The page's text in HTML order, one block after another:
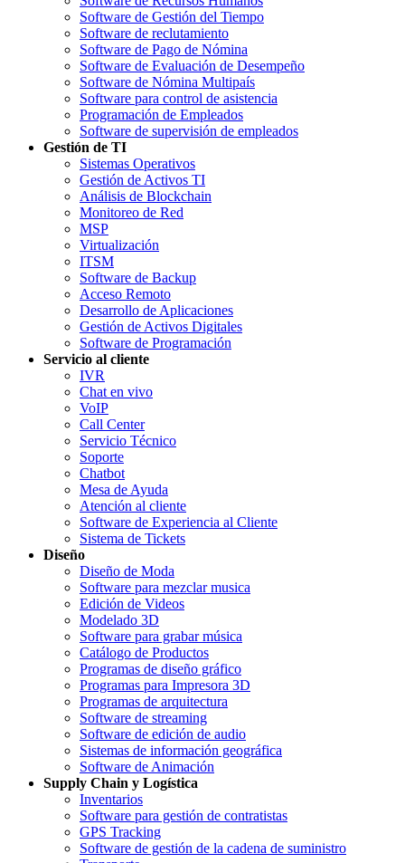
Software de Gestión del Tiempo
Software de reclutamiento
Software de Pago de Nómina
Software de Evaluación de Desempeño
Software de Nómina Multipaís
Software para control de asistencia
Programación de Empleados
Software de supervisión de empleados
Gestión de TI
Sistemas Operativos
Gestión de Activos TI
Análisis de Blockchain
Monitoreo de Red
MSP
Virtualización
ITSM
Software de Backup
Acceso Remoto
Desarrollo de Aplicaciones
Gestión de Activos Digitales
Software de Programación
Servicio al cliente
IVR
Chat en vivo
VoIP
Call Center
Servicio Técnico
Soporte
Chatbot
Mesa de Ayuda
Atención al cliente
Software de Experiencia al Cliente
Sistema de Tickets
Diseño
Diseño de Moda
Software para mezclar musica
Edición de Videos
Modelado 3D
Software para grabar música
Catálogo de Productos
Programas de diseño gráfico
Programas para Impresora 3D
Programas de arquitectura
Software de streaming
Software de edición de audio
Sistemas de información geográfica
Software de Animación
Supply Chain y Logística
Inventarios
Software para gestión de contratistas
GPS Tracking
Software de gestión de la cadena de suministro